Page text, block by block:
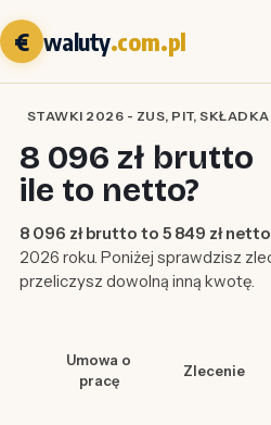
€ waluty.com.pl
STAWKI 2026 - ZUS, PIT,
8 096 zł brutto
ile to netto?
8 096 zł brutto to 5 849 zł netto
2026 roku. Poniżej sprawdzisz
przeliczysz dowolną inną kwotę.
Umowa o
pracę
Zlecenie